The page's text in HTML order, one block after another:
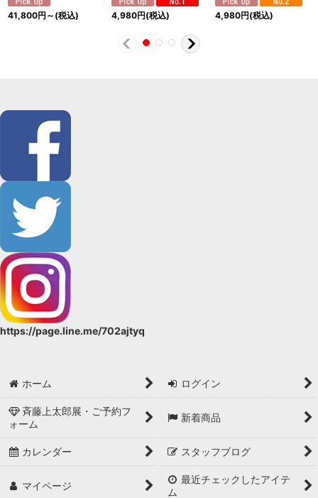
41,800円 ～ (税込) 4,980円(税込) 4,980円(税込)
https://page.line.me/702ajtyq
ホーム ログイン
斉藤上太郎展・ご予約フ
ォーム
新着商品
カレンダー スタッフブログ
マイページ
最近チェックしたアイテ
ム